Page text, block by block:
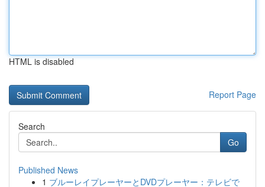
HTML is disabled
Report Page
Search
Go
Published News
1 ブルーレイプレーヤーとDVDプレーヤー：テレビで